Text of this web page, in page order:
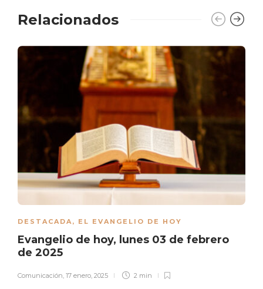
Relacionados
DESTACADA, EL EVANGELIO DE HOY
Evangelio de hoy, lunes 03 de febrero
de 2025
Comunicación, 17 enero, 2025 2 min